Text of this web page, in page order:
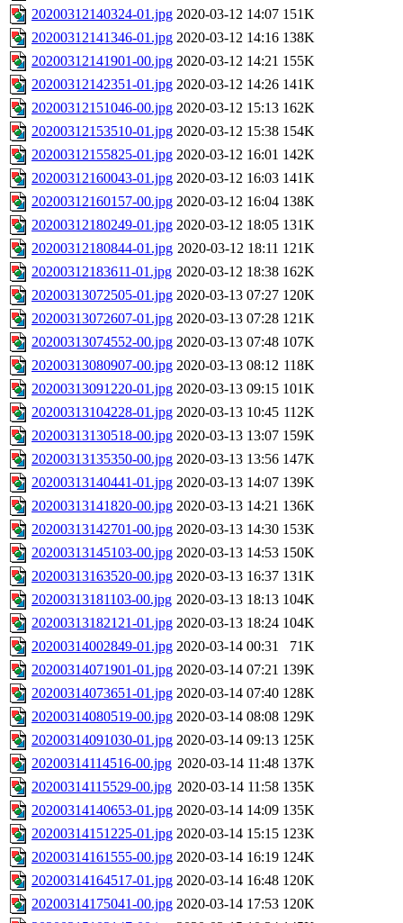
20200312140324-01.jpg 2020-03-12 14:07 151K
20200312141346-01.jpg 2020-03-12 14:16 138K
20200312141901-00.jpg 2020-03-12 14:21 155K
20200312142351-01.jpg 2020-03-12 14:26 141K
20200312151046-00.jpg 2020-03-12 15:13 162K
20200312153510-01.jpg 2020-03-12 15:38 154K
20200312155825-01.jpg 2020-03-12 16:01 142K
20200312160043-01.jpg 2020-03-12 16:03 141K
20200312160157-00.jpg 2020-03-12 16:04 138K
20200312180249-01.jpg 2020-03-12 18:05 131K
20200312180844-01.jpg 2020-03-12 18:11 121K
20200312183611-01.jpg 2020-03-12 18:38 162K
20200313072505-01.jpg 2020-03-13 07:27 120K
20200313072607-01.jpg 2020-03-13 07:28 121K
20200313074552-00.jpg 2020-03-13 07:48 107K
20200313080907-00.jpg 2020-03-13 08:12 118K
20200313091220-01.jpg 2020-03-13 09:15 101K
20200313104228-01.jpg 2020-03-13 10:45 112K
20200313130518-00.jpg 2020-03-13 13:07 159K
20200313135350-00.jpg 2020-03-13 13:56 147K
20200313140441-01.jpg 2020-03-13 14:07 139K
20200313141820-00.jpg 2020-03-13 14:21 136K
20200313142701-00.jpg 2020-03-13 14:30 153K
20200313145103-00.jpg 2020-03-13 14:53 150K
20200313163520-00.jpg 2020-03-13 16:37 131K
20200313181103-00.jpg 2020-03-13 18:13 104K
20200313182121-01.jpg 2020-03-13 18:24 104K
20200314002849-01.jpg 2020-03-14 00:31
71K
20200314071901-01.jpg 2020-03-14 07:21 139K
20200314073651-01.jpg 2020-03-14 07:40 128K
20200314080519-00.jpg 2020-03-14 08:08 129K
20200314091030-01.jpg 2020-03-14 09:13 125K
20200314114516-00.jpg 2020-03-14 11:48 137K
20200314115529-00.jpg 2020-03-14 11:58 135K
20200314140653-01.jpg 2020-03-14 14:09 135K
20200314151225-01.jpg 2020-03-14 15:15 123K
20200314161555-00.jpg 2020-03-14 16:19 124K
20200314164517-01.jpg 2020-03-14 16:48 120K
20200314175041-00.jpg 2020-03-14 17:53 120K